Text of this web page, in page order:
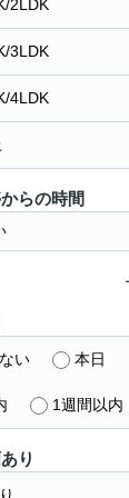
2LDK
3LDK
4LDK
らの時間
い 本日
1週間以内
り